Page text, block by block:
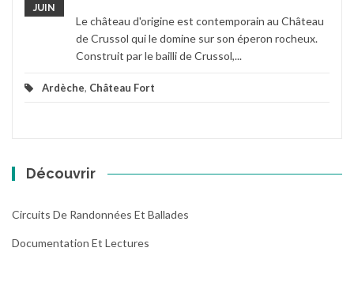
JUIN
Le château d'origine est contemporain au Château
de Crussol qui le domine sur son éperon rocheux.
Construit par le bailli de Crussol,...
Ardèche, Château Fort
Découvrir
Circuits De Randonnées Et Ballades
Documentation Et Lectures